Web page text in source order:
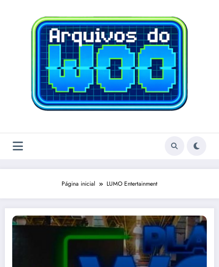
Página inicial LUMO Entertainment